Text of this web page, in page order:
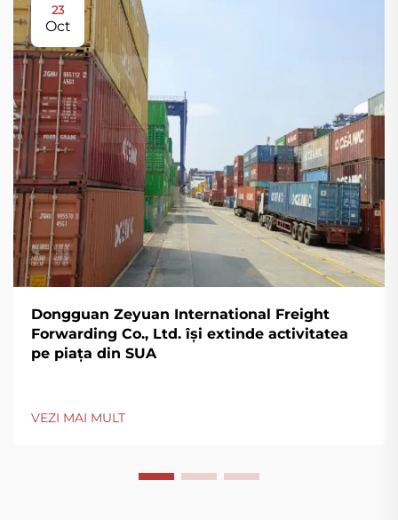
23
Oct
Dongguan Zeyuan International Freight
Forwarding Co., Ltd. își extinde activitatea
pe piața din SUA
VEZI MAI MULT